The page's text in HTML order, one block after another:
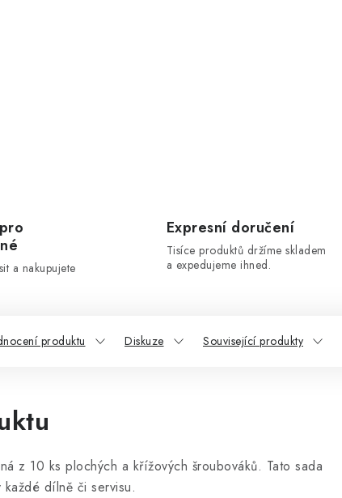
a nakupujete
Expresní doručení
Tisíce produktů držíme skladem
a expedujeme ihned.
produktu Diskuze Související produkty
z 10 ks plochých a křížových šroubováků. Tato sada
dílně či servisu.